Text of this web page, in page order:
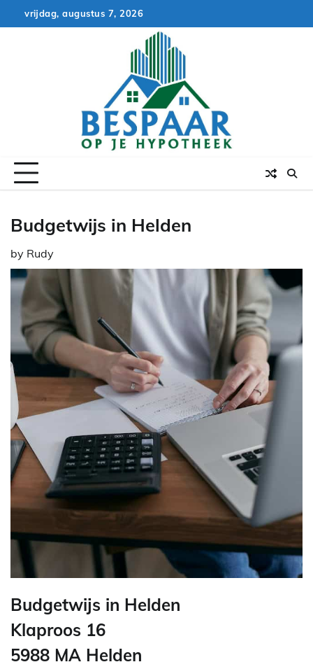
to
vrijdag, augustus 7, 2026
Budgetwijs in Helden
by Rudy
Budgetwijs in Helden
Klaproos 16
5988 MA Helden